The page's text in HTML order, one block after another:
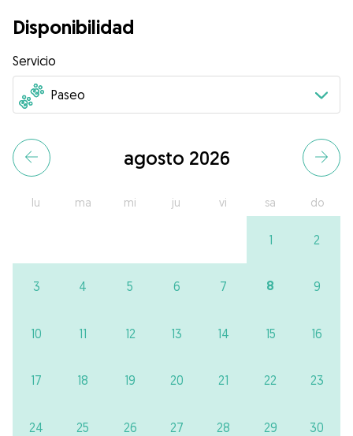
Disponibilidad
Servicio
agosto 2026
lu ma mi ju vi sa do
1 2
3 4 5 6 7 8 9
10 11 12 13 14 15 16
17 18 19 20 21 22 23
24 25 26 27 28 29 30